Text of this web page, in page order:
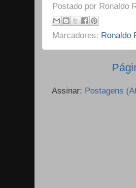
Postado por Ronaldo
Marcadores: Ronaldo
Assinar: Postagens